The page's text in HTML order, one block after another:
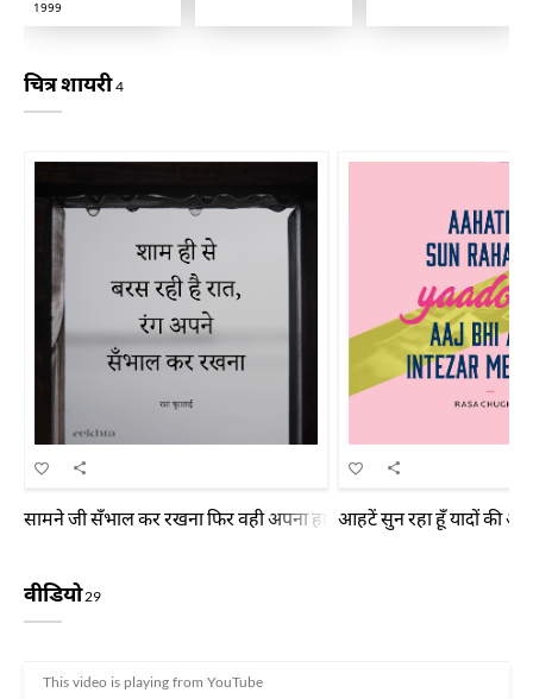
1999
चित्र शायरी4
सामने जी सँभाल कर रखना फिर वही अपना हाल कर रखना आ गए हो तो
आहटें सुन रहा हूँ यादों की
वीडियो29
This video is playing from YouTube